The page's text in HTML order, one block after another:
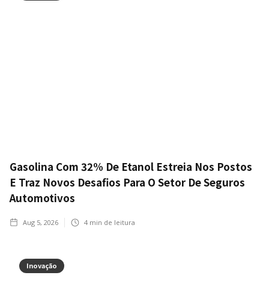
Gasolina Com 32% De Etanol Estreia Nos Postos
E Traz Novos Desafios Para O Setor De Seguros
Automotivos
Aug 5, 2026 4 min de leitura
Inovação